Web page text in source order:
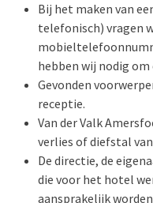
Bij het maken van
telefonisch) vragen
hebben wij nodig
Gevonden
receptie.
Van der Valk
verlies of diefstal
De directie, de
die voor het hotel
aansprakelijk